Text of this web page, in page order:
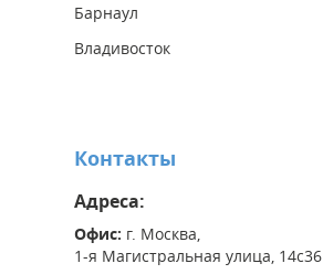
Барнаул
Владивосток
Контакты
Адреса:
Офис: г. Москва,
1-я Магистральная улица, 14с36